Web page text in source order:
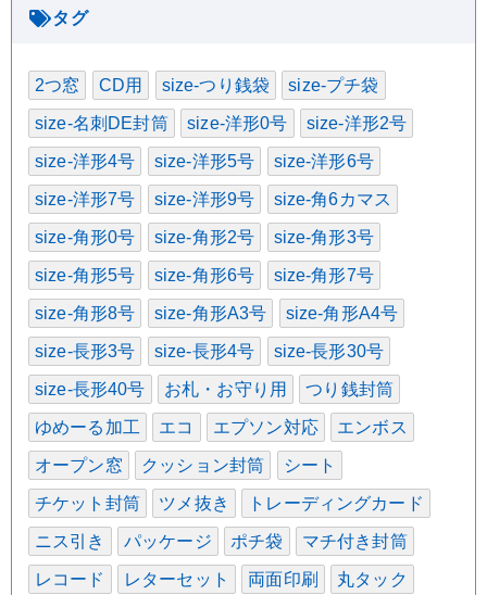
タグ
2つ窓 CD用 size-つり銭袋 size-プチ袋
size-名刺DE封筒 size-洋形0号 size-洋形2号
size-洋形4号 size-洋形5号 size-洋形6号
size-洋形7号 size-洋形9号 size-角6カマス
size-角形0号 size-角形2号 size-角形3号
size-角形5号 size-角形6号 size-角形7号
size-角形8号 size-角形A3号 size-角形A4号
size-長形3号 size-長形4号 size-長形30号
size-長形40号 お札・お守り用 つり銭封筒
ゆめーる加工 エコ エプソン対応 エンボス
オープン窓 クッション封筒 シート
チケット封筒 ツメ抜き トレーディングカード
ニス引き パッケージ ポチ袋 マチ付き封筒
レコード レターセット 両面印刷 丸タック